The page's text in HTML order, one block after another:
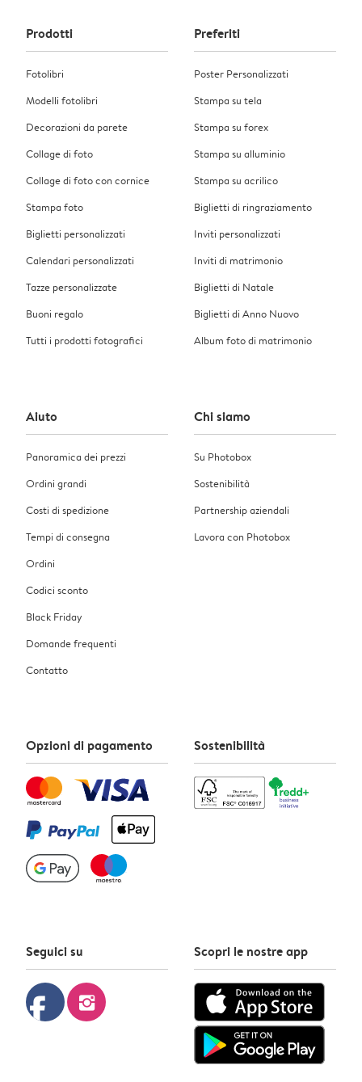
Prodotti
Fotolibri
Modelli fotolibri
Decorazioni da parete
Collage di foto
Collage di foto con cornice
Stampa foto
Biglietti personalizzati
Calendari personalizzati
Tazze personalizzate
Buoni regalo
Tutti i prodotti fotografici
Preferiti
Poster Personalizzati
Stampa su tela
Stampa su forex
Stampa su alluminio
Stampa su acrilico
Biglietti di ringraziamento
Inviti personalizzati
Inviti di matrimonio
Biglietti di Natale
Biglietti di Anno Nuovo
Album foto di matrimonio
Aiuto
Panoramica dei prezzi
Ordini grandi
Costi di spedizione
Tempi di consegna
Ordini
Codici sconto
Black Friday
Domande frequenti
Contatto
Chi siamo
Su Photobox
Sostenibilità
Partnership aziendali
Lavora con Photobox
Opzioni di pagamento Sostenibilità
Seguici su
facebook instagram
Scopri le nostre app